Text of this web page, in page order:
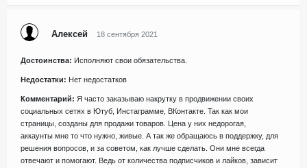
Алексей 18 сентября 2021
Достоинства: Исполняют свои обязательства.
Недостатки: Нет недостатков
Комментарий: Я часто заказываю накрутку в продвижении своих
социальных сетях в Ютуб, Инстаграмме, ВКонтакте. Так как мои
страницы, созданы для продажи товаров. Цена у них недорогая,
аккаунты мне то что нужно, живые. А так же обращаюсь в поддержку, для
решения вопросов, и за советом, как лучше сделать. Они мне всегда
отвечают и помогают. Ведь от количества подписчиков и лайков, зависит